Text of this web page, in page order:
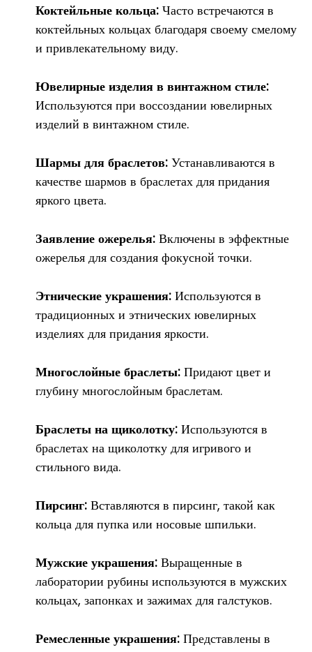
Коктейльные кольца:Часто встречаются в
коктейльных кольцах благодаря своему смелому
и привлекательному виду.
Ювелирные изделия в винтажном стиле:
Используются при воссоздании ювелирных
изделий в винтажном стиле.
Шармы для браслетов:Устанавливаются в
качестве шармов в браслетах для придания
яркого цвета.
Заявление ожерелья:Включены в эффектные
ожерелья для создания фокусной точки.
Этнические украшения:Используются в
традиционных и этнических ювелирных
изделиях для придания яркости.
Многослойные браслеты:Придают цвет и
глубину многослойным браслетам.
Браслеты на щиколотку:Используются в
браслетах на щиколотку для игривого и
стильного вида.
Пирсинг:Вставляются в пирсинг, такой как
кольца для пупка или носовые шпильки.
Мужские украшения:Выращенные в
лаборатории рубины используются в мужских
кольцах, запонках и зажимах для галстуков.
Ремесленные украшения:Представлены в